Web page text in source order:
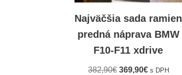
Najväčšia sada ramien
predná náprava BMW
F10-F11 xdrive
382,90€ 369,90€ s DPH